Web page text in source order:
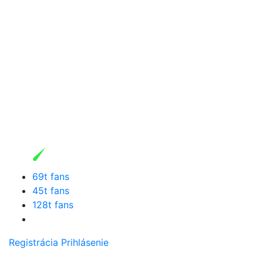
69t fans
45t fans
128t fans
Registrácia Prihlásenie